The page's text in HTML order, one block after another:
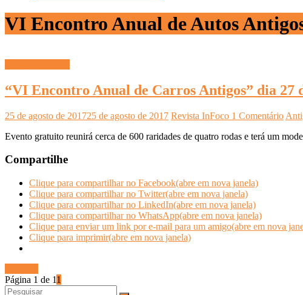
VI Encontro Anual de Autos
“VI Encontro Anual de Carros Antigos” dia 27
25 de agosto de 201725 de agosto de 2017 Revista InFoco 1 Comentário
Evento gratuito reunirá cerca de 600 raridades de quatro rodas e terá um
Compartilhe
Clique para compartilhar no Facebook(abre em nova janela)
Clique para compartilhar no Twitter(abre em nova janela)
Clique para compartilhar no LinkedIn(abre em nova janela)
Clique para compartilhar no WhatsApp(abre em nova janela)
Clique para enviar um link por e-mail para um amigo(abre em nova
Clique para imprimir(abre em nova janela)
Página 1 de 11